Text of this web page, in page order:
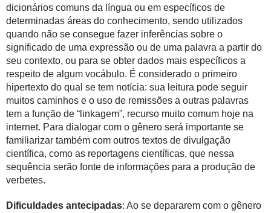
dicionários comuns da língua ou em específicos de
determinadas áreas do conhecimento, sendo utilizados
quando não se consegue fazer inferências sobre o
significado de uma expressão ou de uma palavra a partir do
seu contexto, ou para se obter dados mais específicos a
respeito de algum vocábulo. É considerado o primeiro
hipertexto do qual se tem notícia: sua leitura pode seguir
muitos caminhos e o uso de remissões a outras palavras
tem a função de “linkagem”, recurso muito comum hoje na
internet. Para dialogar com o gênero será importante se
familiarizar também com outros textos de divulgação
científica, como as reportagens científicas, que nessa
sequência serão fonte de informações para a produção de
verbetes.
Dificuldades antecipadas: Ao se depararem com o gênero